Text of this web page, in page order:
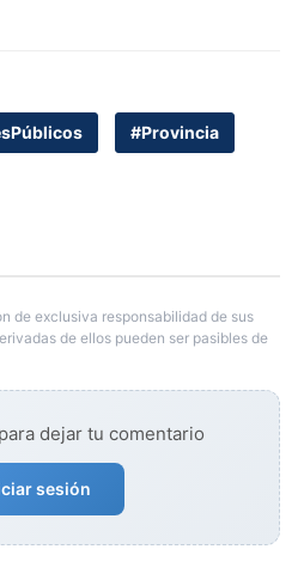
#Provincia
de exclusiva responsabilidad de sus
de ellos pueden ser pasibles de
dejar tu comentario
sesión